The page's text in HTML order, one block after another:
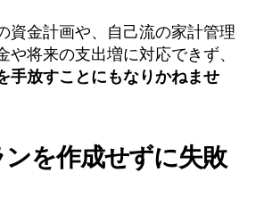
資金計画や、自己流の家計管理
や将来の支出増に対応できず、
手放すことにもなりかねませ
を作成せずに失敗